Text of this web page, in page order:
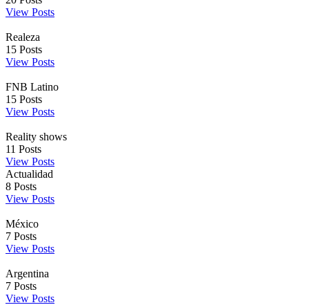
View Posts
Realeza
15 Posts
View Posts
FNB Latino
15 Posts
View Posts
Reality shows
11 Posts
View Posts
Actualidad
8 Posts
View Posts
México
7 Posts
View Posts
Argentina
7 Posts
View Posts